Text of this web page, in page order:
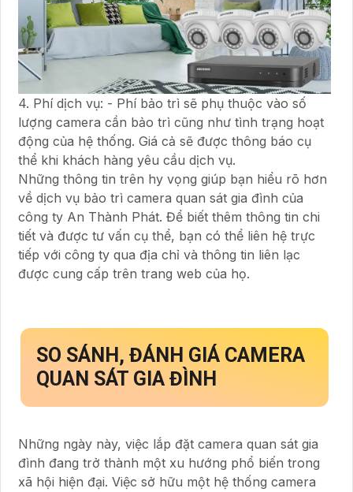
4. Phí dịch vụ: - Phí bảo trì sẽ phụ thuộc vào số
lượng camera cần bảo trì cũng như tình trạng hoạt
động của hệ thống. Giá cả sẽ được thông báo cụ
thể khi khách hàng yêu cầu dịch vụ.
Những thông tin trên hy vọng giúp bạn hiểu rõ hơn
về dịch vụ bảo trì camera quan sát gia đình của
công ty An Thành Phát. Để biết thêm thông tin chi
tiết và được tư vấn cụ thể, bạn có thể liên hệ trực
tiếp với công ty qua địa chỉ và thông tin liên lạc
được cung cấp trên trang web của họ.
SO SÁNH, ĐÁNH GIÁ CAMERA
QUAN SÁT GIA ĐÌNH
Những ngày này, việc lắp đặt camera quan sát gia
đình đang trở thành một xu hướng phổ biến trong
xã hội hiện đại. Việc sở hữu một hệ thống camera